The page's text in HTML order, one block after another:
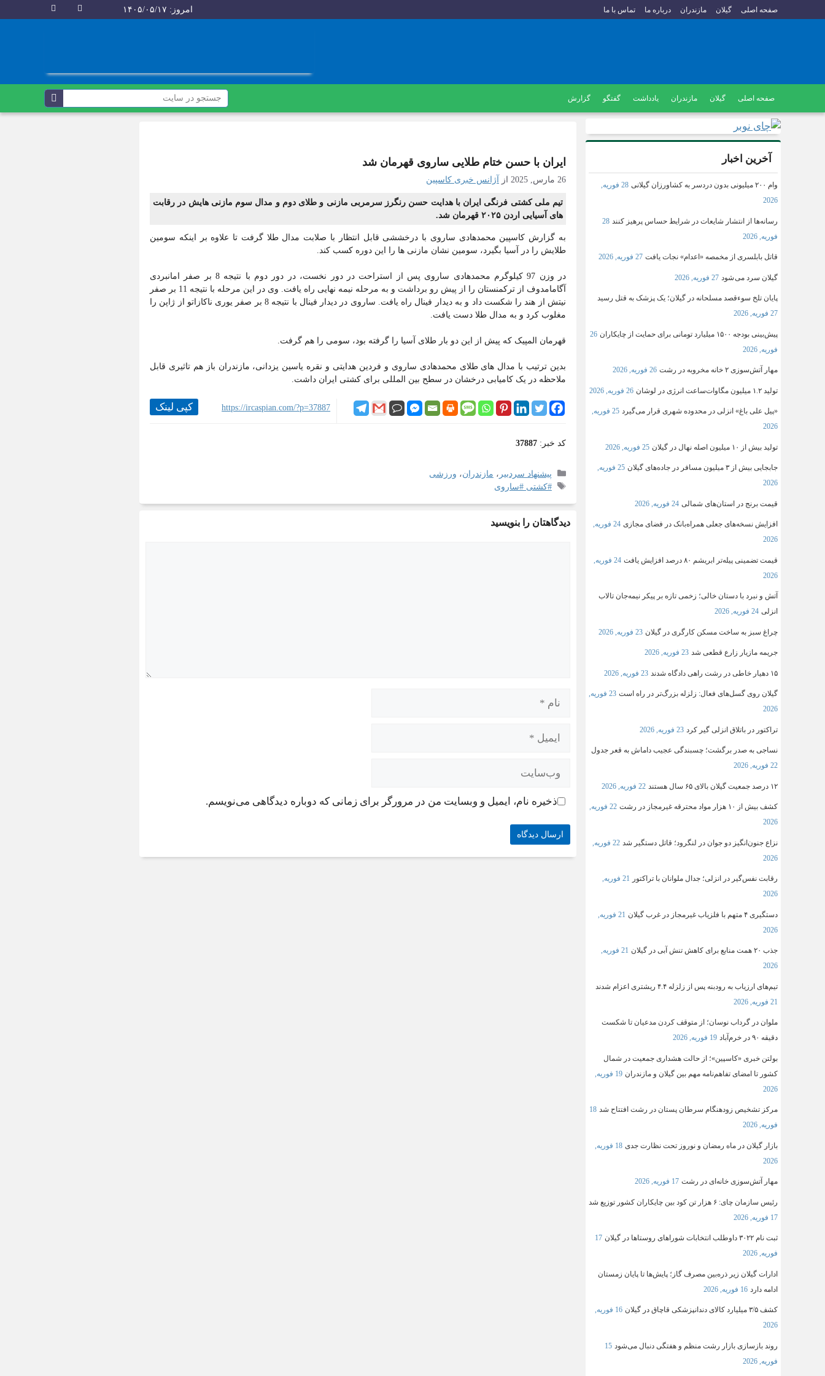
صفحه اصلی گیلان مازندران درباره ما تماس با ما امروز: ۱۴۰۵/۰۵/۱۷
صفحه اصلی گیلان مازندران یادداشت گفتگو گزارش
ایران با حسن ختام طلایی ساروی قهرمان شد
26 مارس, 2025 از آژانس خبری کاسپین
تیم ملی کشتی فرنگی ایران با هدایت حسن رنگرز سرمربی مازنی و طلای دوم و مدال سوم مازنی هایش در رقابت
های آسیایی اردن ۲۰۲۵ قهرمان شد.
به گزارش کاسپین محمدهادی ساروی با درخششی قابل انتظار با صلابت مدال طلا گرفت تا علاوه بر اینکه سومین
طلایش را در آسیا بگیرد، سومین نشان مازنی ها را این دوره ‌کسب کند.
در وزن 97 کیلوگرم محمدهادی ساروی پس از استراحت در دور نخست، در دور دوم با نتیجه 8 بر صفر امانبردی
آگامامدوف از ترکمنستان را از پیش رو برداشت و به مرحله نیمه نهایی راه یافت. وی در این مرحله با نتیجه 11 بر صفر
نیتش از هند را شکست داد و به دیدار فینال راه یافت. ساروی در دیدار فینال با نتیجه 8 بر صفر یوری ناکازاتو از ژاپن را
مغلوب کرد و به مدال طلا دست یافت.
قهرمان المپیک که پیش از این دو بار طلای آسیا را گرفته بود، سومی را هم گرفت.
بدین ترتیب با مدال های طلای محمدهادی ساروی و فردین هدایتی و نقره یاسین یزدانی، مازندران باز هم تاثیری قابل
ملاحظه در یک کامیابی درخشان در سطح بین المللی برای کشتی ایران داشت.
https://ircaspian.com/?p=37887 کپی لینک
کد خبر: 37887
پیشنهاد سردبیر ، مازندران، ورزشی
#کشتی #ساروی
دیدگاهتان را بنویسید
ذخیره نام، ایمیل و وبسایت من در مرورگر برای زمانی که دوباره دیدگاهی می‌نویسم.
آخرین اخبار
وام ۲۰۰ میلیونی بدون دردسر به کشاورزان گیلانی
28 فوریه,
2026
رسانه‌ها از انتشار شایعات در شرایط حساس پرهیز کنند 28
فوریه, 2026
قاتل بابلسری از مخمصه «اعدام» نجات یافت 27 فوریه, 2026
گیلان سرد می شود 27 فوریه, 2026
پایان تلخ سوءقصد مسلحانه در گیلان؛ یک پزشک به قتل رسید
27 فوریه, 2026
پیش‌بینی بودجه ۱۵۰۰ میلیارد تومانی برای حمایت از چایکاران
26
فوریه, 2026
مهار آتش‌سوزی ۲ خانه مخروبه در رشت 26 فوریه, 2026
تولید ۱.۲ میلیون مگاوات‌ساعت انرژی در لوشان 26 فوریه, 2026
«پیل علی باغ» انزلی در محدوده شهری قرار می‌گیرد
25 فوریه,
2026
تولید بیش از ۱۰ میلیون اصله نهال در گیلان 25 فوریه, 2026
جابجایی بیش از ۳ میلیون مسافر در جاده‌های گیلان
25 فوریه,
2026
قیمت برنج در استان‌های شمالی 24 فوریه, 2026
افزایش نسخه‌های جعلی همراه‌بانک در فضای مجازی
24 فوریه,
2026
قیمت تضمینی پیله‌تر ابریشم ۸۰ درصد افزایش یافت
24 فوریه,
2026
آتش و نبرد با دستان خالی؛ زخمی تازه بر پیکر نیمه‌جان تالاب
انزلی 24 فوریه, 2026
چراغ سبز به ساخت مسکن کارگری در گیلان 23 فوریه, 2026
جریمه مازیار زارع قطعی شد 23 فوریه, 2026
۱۵ دهیار خاطی در رشت راهی دادگاه شدند 23 فوریه, 2026
گیلان روی گسل‌های فعال: زلزله بزرگ‌تر در راه است
23 فوریه,
2026
تراکتور در باتلاق انزلی گیر کرد 23 فوریه, 2026
نساجی به صدر برگشت؛ چسبندگی عجیب داماش به قعر جدول
22 فوریه, 2026
۱۲ درصد جمعیت گیلان بالای ۶۵ سال هستند 22 فوریه, 2026
کشف بیش از ۱۰ هزار مواد محترقه غیرمجاز در رشت
22 فوریه,
2026
نزاع جنون‌انگیز دو جوان در لنگرود؛ قاتل دستگیر شد
22 فوریه,
2026
رقابت نفس‌گیر در انزلی؛ جدال ملوانان با تراکتور
21 فوریه,
2026
دستگیری ۴ متهم با فلزیاب غیرمجاز در غرب گیلان
21 فوریه,
2026
جذب ۲۰ همت منابع برای کاهش تنش آبی در گیلان
21 فوریه,
2026
تیم‌های ارزیاب به رودبنه پس از زلزله ۴.۴ ریشتری اعزام شدند
21 فوریه, 2026
ملوان در گرداب نوسان؛ از متوقف کردن مدعیان تا شکست
دقیقه ۹۰ در خرم‌آباد
19 فوریه, 2026
بولتن خبری «کاسپین»؛ از حالت هشداری جمعیت در شمال
کشور تا امضای تفاهم‌نامه مهم بین گیلان و مازندران
19 فوریه,
2026
مرکز تشخیص زودهنگام سرطان پستان در رشت افتتاح شد 18
فوریه, 2026
بازار گیلان در ماه رمضان و نوروز تحت نظارت جدی
18 فوریه,
2026
مهار آتش‌سوزی خانه‌ای در رشت 17 فوریه, 2026
رئیس سازمان چای: ۶ هزار تن کود بین چایکاران کشور توزیع شد
17 فوریه, 2026
ثبت‌ نام ۳۰۲۲ داوطلب انتخابات شوراهای روستاها در گیلان
17
فوریه, 2026
ادارات گیلان زیر ذره‌بین مصرف گاز؛ پایش‌ها تا پایان زمستان
ادامه دارد 16 فوریه, 2026
کشف ۳/۵ میلیارد کالای دندانپزشکی قاچاق در گیلان
16 فوریه,
2026
روند بازسازی بازار رشت منظم و هفتگی دنبال می‌شود 15
فوریه, 2026